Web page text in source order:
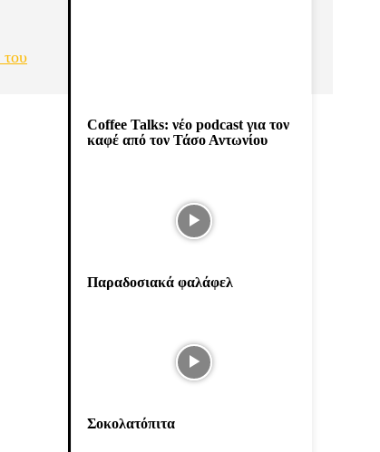
του
Coffee Talks: νέο podcast για τον
καφέ από τον Τάσο Αντωνίου
Παραδοσιακά φαλάφελ
Σοκολατόπιτα